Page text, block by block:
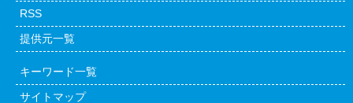
RSS
提供元一覧
キーワード一覧
サイトマップ